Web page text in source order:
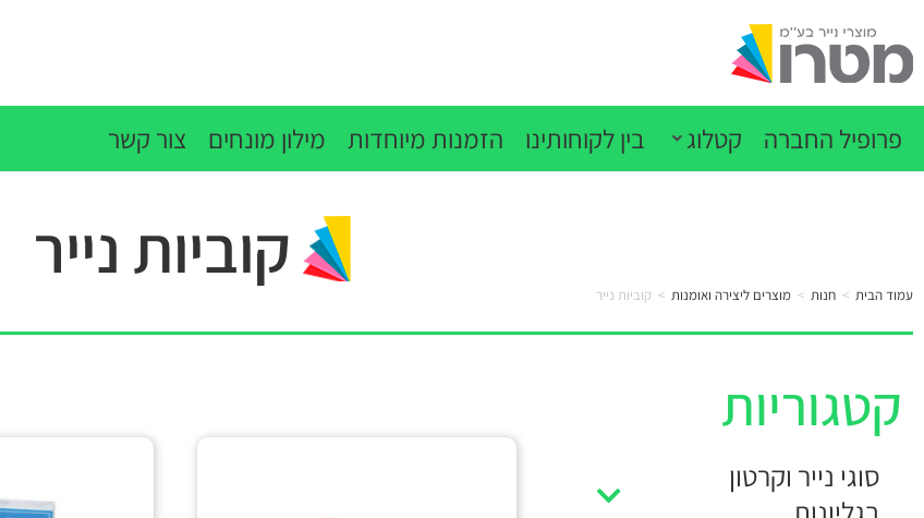
פרופיל החברה קטלוג בין לקוחותינו הזמנות מיוחדות מילון מונחים צור קשר
קוביות נייר
עמוד הבית > חנות > מוצרים ליצירה ואומנות > קוביות נייר
קטגוריות
סוגי נייר וקרטון